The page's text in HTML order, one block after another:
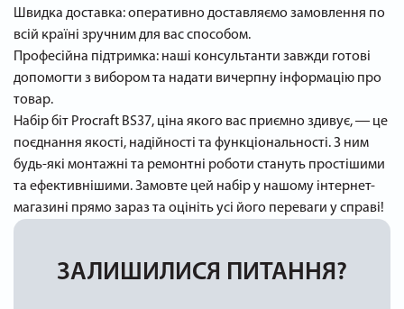
Швидка доставка: оперативно доставляємо замовлення по
всій країні зручним для вас способом.
Професійна підтримка: наші консультанти завжди готові
допомогти з вибором та надати вичерпну інформацію про
товар.
Набір біт Procraft BS37, ціна якого вас приємно здивує, ― це
поєднання якості, надійності та функціональності. З ним
будь-які монтажні та ремонтні роботи стануть простішими
та ефективнішими. Замовте цей набір у нашому інтернет-
магазині прямо зараз та оцініть усі його переваги у справі!
ЗАЛИШИЛИСЯ ПИТАННЯ?